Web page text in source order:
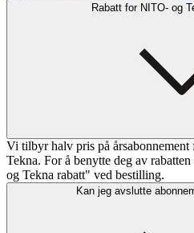
Rabatt for NITO- og
Vi tilbyr halv pris på
Tekna. For å benytte deg av
og Tekna rabatt" ved bestilling.
Kan jeg avslutte